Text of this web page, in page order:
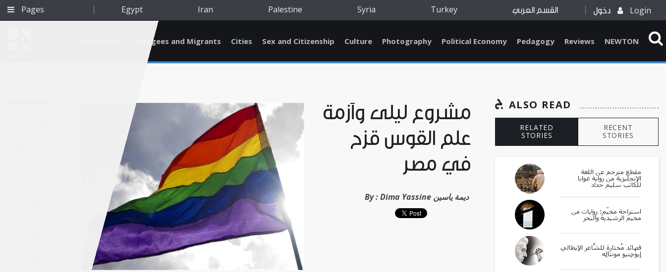
Pages Egypt Iran Palestine Syria Turkey القسم العربي دخول Login
Refugees and Migrants Cities Sex and Citizenship Culture Photography Political Economy Pedagogy Reviews NEWTON
مشروع ليلى وأزمة
علم القوس قزح
في مصر
By : Dima Yassine ديمة ياسين
ALSO READ
RELATED
STORIES
RECENT
STORIES
مقطع مترجم عن اللغة
الإنجليزية من رواية غوابا
للكاتب سليم حداد
استراحة مخيّم: روايات من
مخيم الرشيدية والبحر
قصائد مُختارة للشَّاعر الإيطالي
إيوْجِنيو مونتالِه